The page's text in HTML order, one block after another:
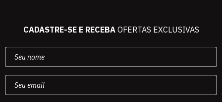
CADASTRE-SE E RECEBAOFERTAS EXCLUSIVAS